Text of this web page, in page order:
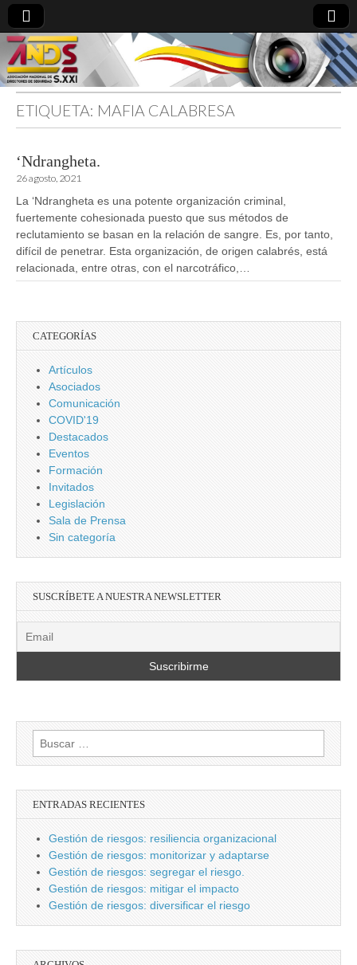
directoresdeseguridad.es
ETIQUETA: MAFIA CALABRESA
‘Ndrangheta.
26 agosto, 2021
La ‘Ndrangheta es una potente organización criminal,
fuertemente cohesionada puesto que sus métodos de
reclutamiento se basan en la relación de sangre. Es, por tanto,
difícil de penetrar. Esta organización, de origen calabrés, está
relacionada, entre otras, con el narcotráfico,…
CATEGORÍAS
Artículos
Asociados
Comunicación
COVID'19
Destacados
Eventos
Formación
Invitados
Legislación
Sala de Prensa
Sin categoría
SUSCRÍBETE A NUESTRA NEWSLETTER
Buscar:
ENTRADAS RECIENTES
Gestión de riesgos: resiliencia organizacional
Gestión de riesgos: monitorizar y adaptarse
Gestión de riesgos: segregar el riesgo.
Gestión de riesgos: mitigar el impacto
Gestión de riesgos: diversificar el riesgo